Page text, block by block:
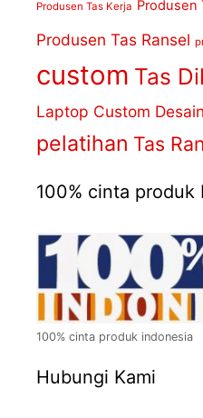
Produsen Tas Kerja Produsen
Produsen Tas Ransel
custom Tas
Laptop Custom Desain
pelatihan Tas
100% cinta produk
100% cinta produk indonesia
Hubungi Kami